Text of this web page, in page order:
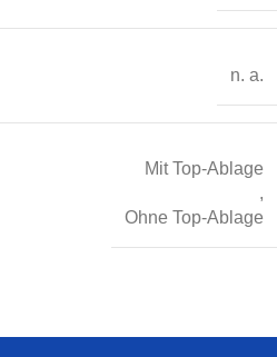
n. a.
Mit Top-Ablage
,
Ohne Top-Ablage